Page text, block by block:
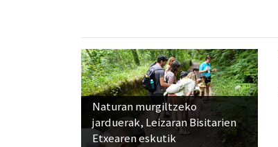
Naturan murgiltzeko
jarduerak, Leizaran Bisitarien
Etxearen eskutik